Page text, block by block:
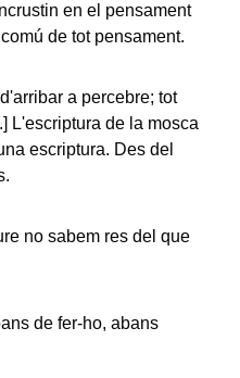
en el pensament
de tot pensament.
a percebre; tot
L'escriptura de la mosca
escriptura. Des del
no sabem res del que
de fer-ho, abans